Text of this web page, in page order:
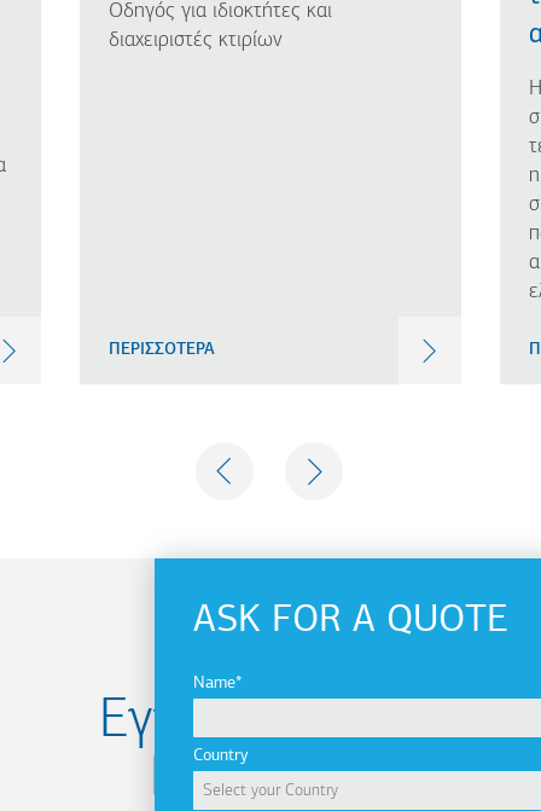
Οδηγός για ιδιοκτήτες και
διαχειριστές κτιρίων
ΠΕΡΙΣΣΟΤΕΡΑ
ASK FOR A QUOTE
Name
Country
Εγγραφείτε στο
Newsletter